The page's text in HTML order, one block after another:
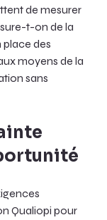
de mesurer
t-on de la
des
moyens de la
sans
Qualiopi pour